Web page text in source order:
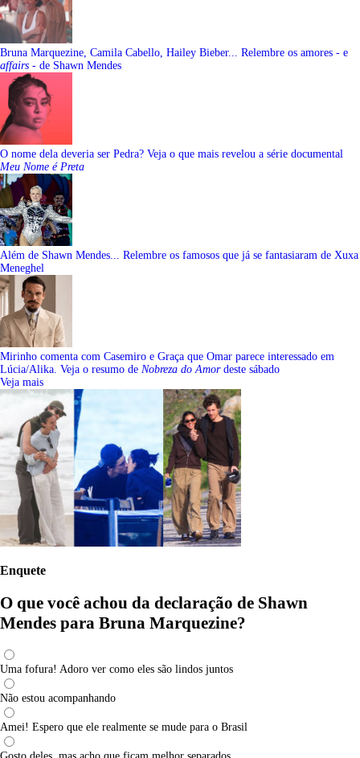
Bruna Marquezine, Camila Cabello, Hailey Bieber... Relembre os amores - e
affairs - de Shawn Mendes
O nome dela deveria ser Pedra? Veja o que mais revelou a série documental
Meu Nome é Preta
Além de Shawn Mendes... Relembre os famosos que já se fantasiaram de Xuxa
Meneghel
Mirinho comenta com Casemiro e Graça que Omar parece interessado em
Lúcia/Alika. Veja o resumo de Nobreza do Amordeste sábado
Veja mais
Enquete
O que você achou da declaração de Shawn
Mendes para Bruna Marquezine?
Uma fofura! Adoro ver como eles são lindos juntos
Não estou acompanhando
Amei! Espero que ele realmente se mude para o Brasil